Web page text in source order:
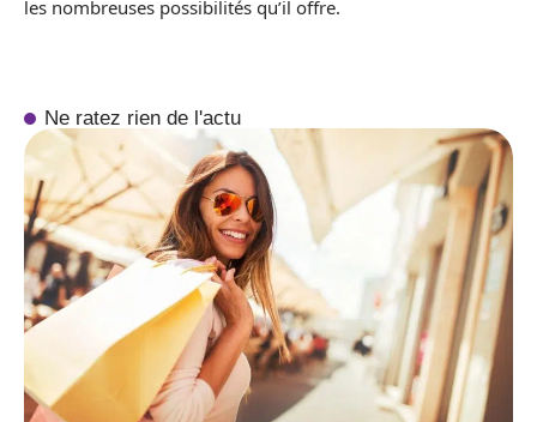
les nombreuses possibilités qu’il offre.
Ne ratez rien de l'actu